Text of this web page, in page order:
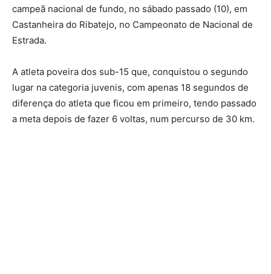
campeã nacional de fundo, no sábado passado (10), em
Castanheira do Ribatejo, no Campeonato de Nacional de
Estrada.
A atleta poveira dos sub-15 que, conquistou o segundo
lugar na categoria juvenis, com apenas 18 segundos de
diferença do atleta que ficou em primeiro, tendo passado
a meta depois de fazer 6 voltas, num percurso de 30 km.